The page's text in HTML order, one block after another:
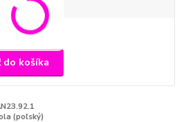
do košíka
(poľský)